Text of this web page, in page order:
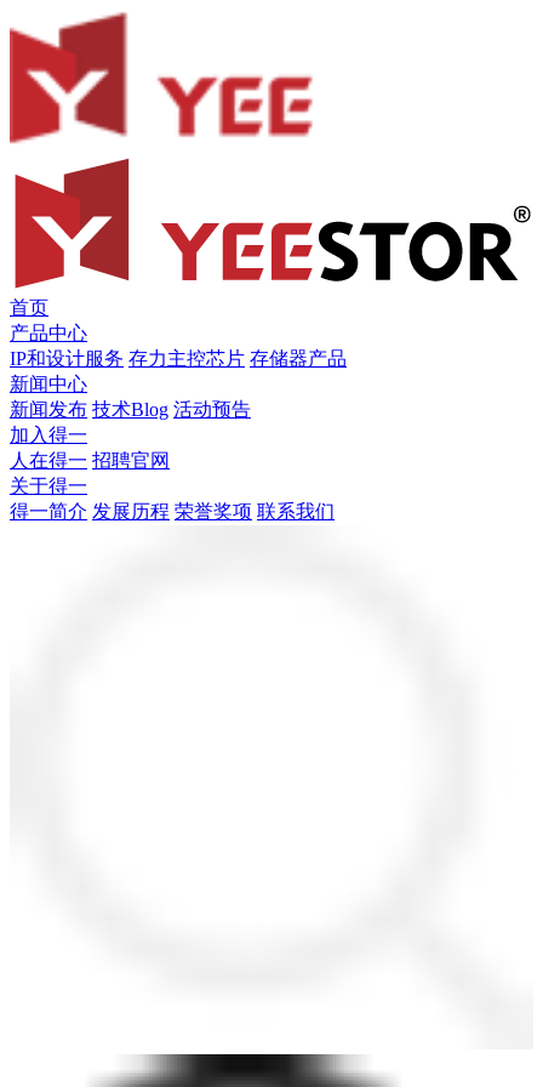
首页
产品中心
IP和设计服务 存力主控芯片 存储器产品
新闻中心
新闻发布 技术Blog 活动预告
加入得一
人在得一 招聘官网
关于得一
得一简介 发展历程 荣誉奖项 联系我们